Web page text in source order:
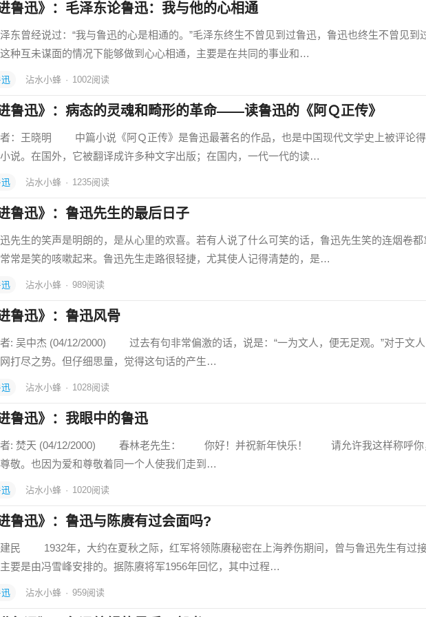
鲁迅》：毛泽东论鲁迅：我与他的心相通
曾经说过：“我与鲁迅的心是相通的。”毛泽东终生不曾见到过鲁迅，鲁迅也终生不曾见到
种互未谋面的情况下能够做到心心相通，主要是在共同的事业和…
沾水小蜂 · 1002阅读
进鲁迅》：病态的灵魂和畸形的革命——读鲁迅的《阿Ｑ正传》
王晓明 中篇小说《阿Ｑ正传》是鲁迅最著名的作品，也是中国现代文学史上被评论得
说。在国外，它被翻译成许多种文字出版；在国内，一代一代的读…
沾水小蜂 · 1235阅读
鲁迅》：鲁迅先生的最后日子
生的笑声是明朗的，是从心里的欢喜。若有人说了什么可笑的话，鲁迅先生笑的连烟卷都
常是笑的咳嗽起来。鲁迅先生走路很轻捷，尤其使人记得清楚的，是…
沾水小蜂 · 989阅读
鲁迅》：鲁迅风骨
吴中杰 (04/12/2000) 过去有句非常偏激的话，说是：“一为文人，便无足观。”对于文人
打尽之势。但仔细思量，觉得这句话的产生…
沾水小蜂 · 1028阅读
鲁迅》：我眼中的鲁迅
焚天 (04/12/2000) 春林老先生： 你好！并祝新年快乐！ 请允许我这样称呼你
敬。也因为爱和尊敬着同一个人使我们走到…
沾水小蜂 · 1020阅读
鲁迅》：鲁迅与陈赓有过会面吗?
1932年，大约在夏秋之际，红军将领陈赓秘密在上海养伤期间，曾与鲁迅先生有过接
要是由冯雪峰安排的。据陈赓将军1956年回忆，其中过程…
沾水小蜂 · 959阅读